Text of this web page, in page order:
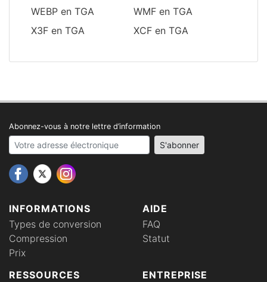
WEBP en TGA
WMF en TGA
X3F en TGA
XCF en TGA
INFORMATIONS
Types de conversion
Compression
Prix
AIDE
FAQ
Statut
RESSOURCES ENTREPRISE
Abonnez-vous à notre lettre d’information
Your email address S'abonner